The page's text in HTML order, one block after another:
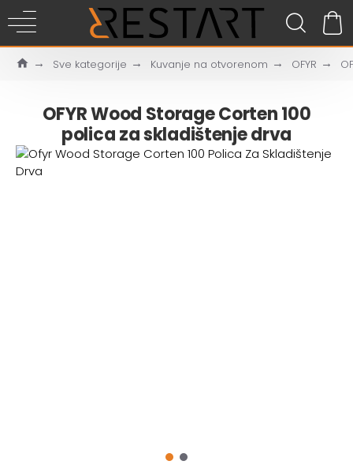
Sve kategorije Kuvanje na otvorenom OFYR
OFYR Wood Storage Corten 100
polica za skladištenje drva